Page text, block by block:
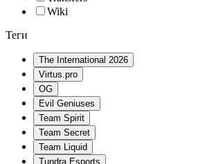
Wiki
Теги
The International 2026
Virtus.pro
OG
Evil Geniuses
Team Spirit
Team Secret
Team Liquid
Tundra Esports